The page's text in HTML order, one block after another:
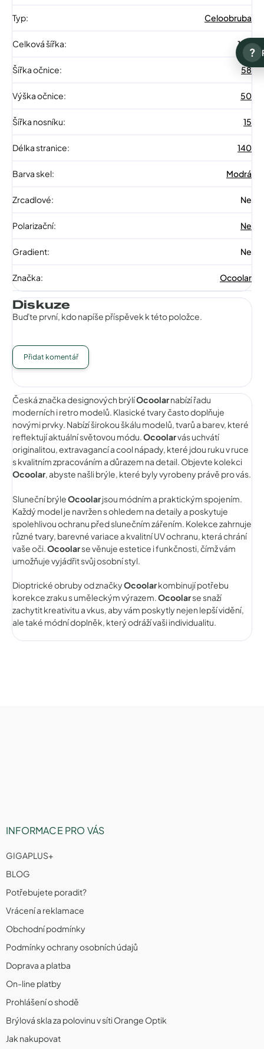
Typ: Celoobruba
Celková šířka: 140
Šířka očnice: 58
Výška očnice: 50
Šířka nosníku: 15
Délka stranice: 140
Barva skel: Modrá
Zrcadlové: Ne
Polarizační: Ne
Gradient: Ne
Značka: Ocoolar
Diskuze
Buďte první, kdo napíše příspěvek k této položce.
Přidat komentář
Česká značka designových brýlíOcoolarnabízí řadu
moderních i retro modelů. Klasické tvary často doplňuje
novými prvky. Nabízí širokou škálu modelů, tvarů a barev, které
reflektují aktuální světovou módu.Ocoolarvás uchvátí
originalitou, extravagancí a cool nápady, které jdou ruku v ruce
s kvalitním zpracováním a důrazem na detail. Objevte kolekci
Ocoolar, abyste našli brýle, které byly vyrobeny právě pro vás.
Sluneční brýleOcoolarjsou módním a praktickým spojením.
Každý model je navržen s ohledem na detaily a poskytuje
spolehlivou ochranu před slunečním zářením. Kolekce zahrnuje
různé tvary, barevné variace a kvalitní UV ochranu, která chrání
vaše oči.Ocoolarse věnuje estetice i funkčnosti, čímž vám
umožňuje vyjádřit svůj osobní styl.
Dioptrické obruby od značkyOcoolarkombinují potřebu
korekce zraku s uměleckým výrazem.Ocoolarse snaží
zachytit kreativitu a vkus, aby vám poskytly nejen lepší vidění,
ale také módní doplněk, který odráží vaši individualitu.
INFORMACE PRO VÁS
GIGAPLUS+
BLOG
Potřebujete poradit?
Vrácení a reklamace
Obchodní podmínky
Podmínky ochrany osobních údajů
Doprava a platba
On-line platby
Prohlášení o shodě
Brýlová skla za polovinu v síti Orange Optik
Jak nakupovat
?